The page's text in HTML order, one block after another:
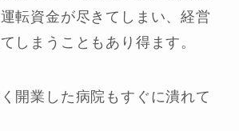
転資金が尽きてしまい、経営
しまうこともあり得ます。
開業した病院もすぐに潰れて